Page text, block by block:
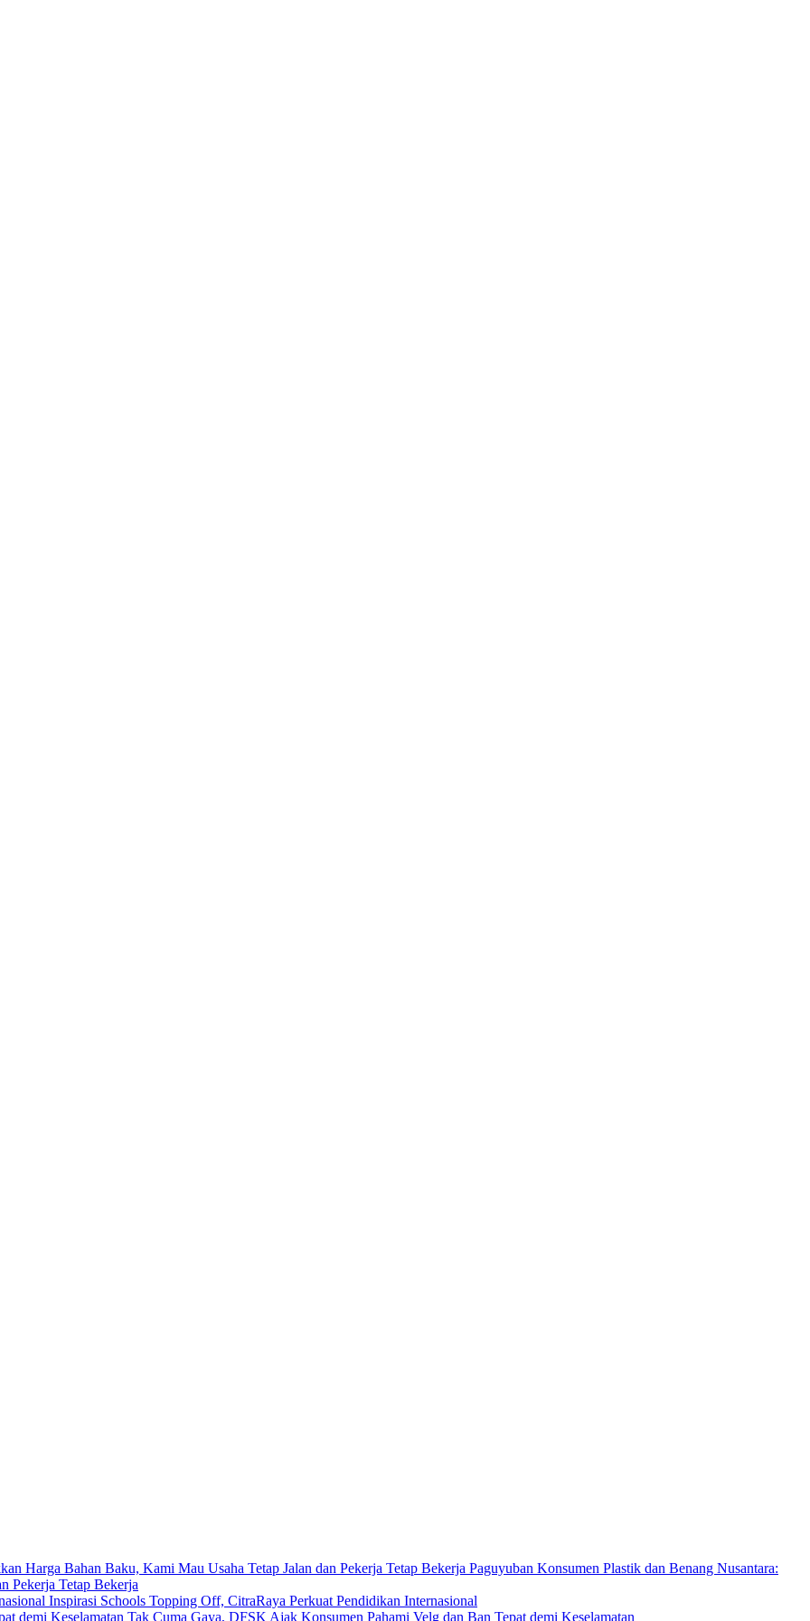
Paguyuban Konsumen Plastik dan Benang Nusantara:
Pekerja Tetap Bekerja
Inspirasi Schools Topping Off, CitraRaya Perkuat Pendidikan Internasional
Tak Cuma Gaya, DFSK Ajak Konsumen Pahami Velg dan Ban Tepat demi Keselamatan